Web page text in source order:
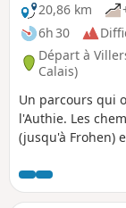
20,86 km
6h 30
Départ à
Calais)
Un parcours qui
l'Authie. Les
(jusqu'à Frohen)